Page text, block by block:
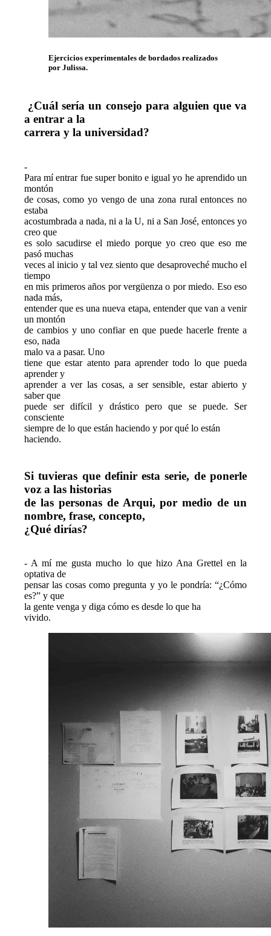
Ejercicios experimentales de bordados realizados
por Julissa.
¿Cuál sería un consejo para alguien que va
a entrar a la
carrera y la universidad?
-
Para mí entrar fue super bonito e igual yo he aprendido un
montón
de cosas, como yo vengo de una zona rural entonces no
estaba
acostumbrada a nada, ni a la U, ni a San José, entonces yo
creo que
es solo sacudirse el miedo porque yo creo que eso me
pasó muchas
veces al inicio y tal vez siento que desaproveché mucho el
tiempo
en mis primeros años por vergüenza o por miedo. Eso eso
nada más,
entender que es una nueva etapa, entender que van a venir
un montón
de cambios y uno confiar en que puede hacerle frente a
eso, nada
malo va a pasar. Uno
tiene que estar atento para aprender todo lo que pueda
aprender y
aprender a ver las cosas, a ser sensible, estar abierto y
saber que
puede ser difícil y drástico pero que se puede. Ser
consciente
siempre de lo que están haciendo y por qué lo están
haciendo.
Si tuvieras que definir esta serie, de ponerle
voz a las historias
de las personas de Arqui, por medio de un
nombre, frase, concepto,
¿Qué dirías?
- A mí me gusta mucho lo que hizo Ana Grettel en la
optativa de
pensar las cosas como pregunta y yo le pondría: “¿Cómo
es?” y que
la gente venga y diga cómo es desde lo que ha
vivido.